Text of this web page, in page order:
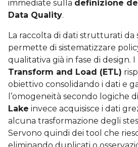
immediate sulla definizione
Data Quality.
La raccolta di dati strutturati da
permette di sistematizzare
qualitativa già in fase di design. I
Transform and Load (ETL)
obiettivo consolidando i dati e
l’omogeneità secondo logiche
Lake invece acquisisce i dati
alcuna trasformazione degli
Servono quindi dei tool che